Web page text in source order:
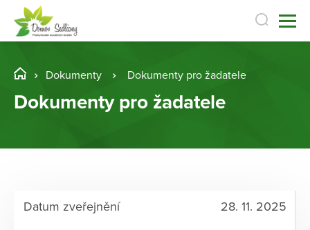
Dokumenty Dokumenty pro žadatele
Dokumenty pro žadatele
28. 11. 2025